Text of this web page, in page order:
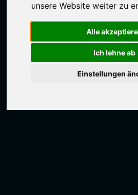
unsere Website weiter zu
Alle
Ich lehne ab
Einstellungen